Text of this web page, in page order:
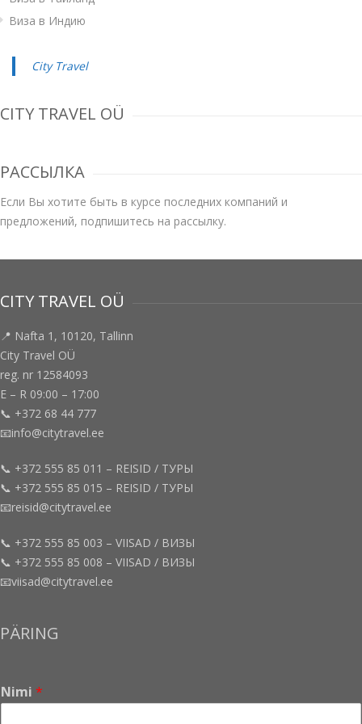
Виза в Индию
City Travel
CITY TRAVEL OÜ
РАССЫЛКА
Если Вы хотите быть в курсе последних компаний и
предложений, подпишитесь на рассылку.
CITY TRAVEL OÜ
📍 Nafta 1, 10120, Tallinn
City Travel OÜ
reg. nr 12584093
E – R 09:00 – 17:00
📞 +372 68 44 777
📧info@citytravel.ee
📞 +372 555 85 011 – REISID / ТУРЫ
📞 +372 555 85 015 – REISID / ТУРЫ
📧reisid@citytravel.ee
📞 +372 555 85 003 – VIISAD / ВИЗЫ
📞 +372 555 85 008 – VIISAD / ВИЗЫ
📧viisad@citytravel.ee
PÄRING
Nimi *